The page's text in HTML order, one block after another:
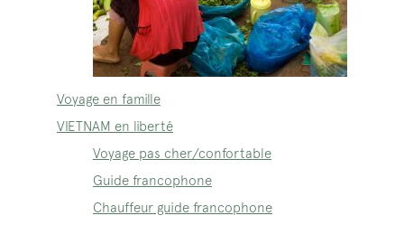
Voyage en famille
VIETNAM en liberté
Voyage pas cher/confortable
Guide francophone
Chauffeur guide francophone